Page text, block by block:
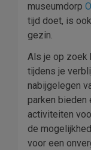
museumdorp
tijd doet, is
gezin.
Als je op zoek
tijdens je
nabijgelegen
parken bieden
activiteiten
de
voor een